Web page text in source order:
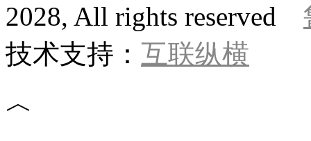
2028, All rights reserved
技术支持： 互联纵横
︿